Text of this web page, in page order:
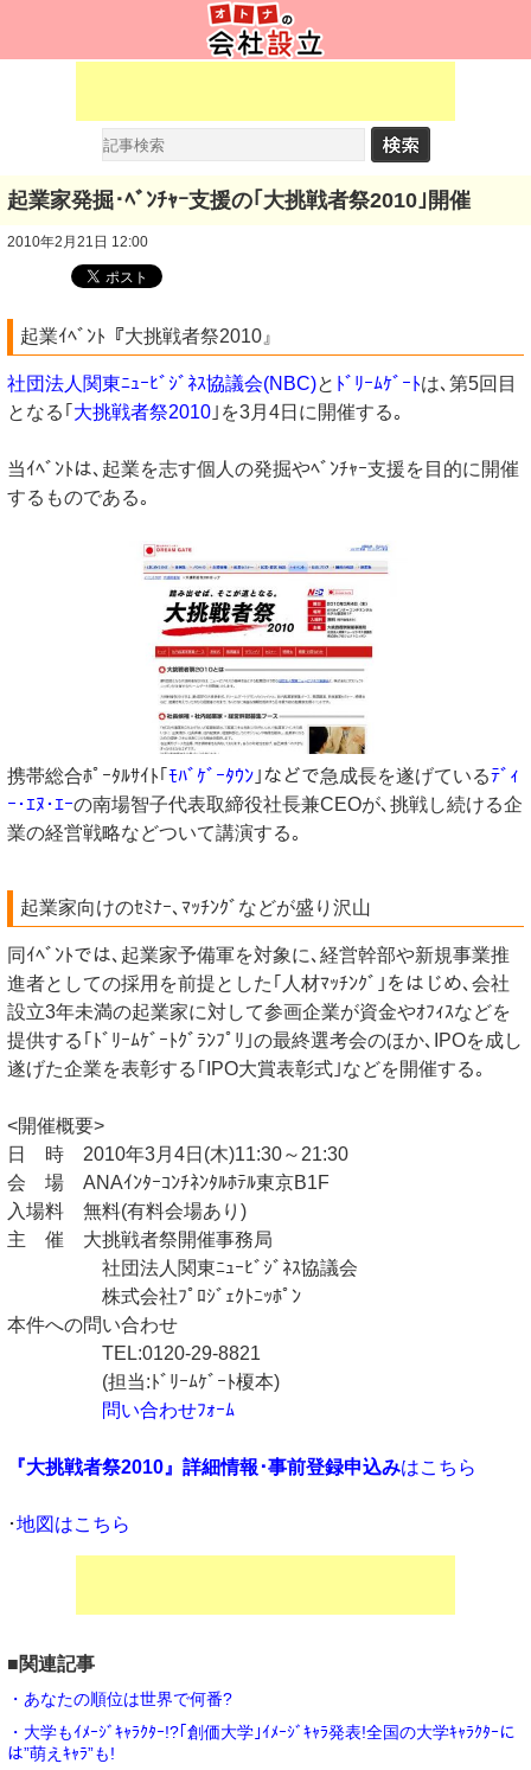
起業家発掘･ﾍﾞﾝﾁｬｰ支援の｢大挑戦者祭2010｣開催
2010年2月21日 12:00
起業ｲﾍﾞﾝﾄ『大挑戦者祭2010』
社団法人関東ﾆｭｰﾋﾞｼﾞﾈｽ協議会(NBC)と ﾄﾞﾘｰﾑｹﾞｰﾄは､第5回目
となる｢ 大挑戦者祭2010 ｣を3月4日に開催する｡
当ｲﾍﾞﾝﾄは､起業を志す個人の発掘やﾍﾞﾝﾁｬｰ支援を目的に開催
するものである｡
携帯総合ﾎﾟｰﾀﾙｻｲﾄ｢ ﾓﾊﾞｹﾞｰﾀｳﾝ ｣などで急成長を遂げているﾃﾞｨ
ｰ･ｴﾇ･ｴｰの南場智子代表取締役社長兼CEOが､挑戦し続ける企
業の経営戦略などついて講演する｡
起業家向けのｾﾐﾅｰ､ﾏｯﾁﾝｸﾞなどが盛り沢山
同ｲﾍﾞﾝﾄでは､起業家予備軍を対象に､経営幹部や新規事業推
進者としての採用を前提とした｢人材ﾏｯﾁﾝｸﾞ｣をはじめ､会社
設立3年未満の起業家に対して参画企業が資金やｵﾌｨｽなどを
提供する｢ﾄﾞﾘｰﾑｹﾞｰﾄｸﾞﾗﾝﾌﾟﾘ｣の最終選考会のほか､IPOを成し
遂げた企業を表彰する｢IPO大賞表彰式｣などを開催する｡
<開催概要>
日 時 2010年3月4日(木)11:30～21:30
会 場 ANAｲﾝﾀｰｺﾝﾁﾈﾝﾀﾙﾎﾃﾙ東京B1F
入場料 無料(有料会場あり)
主 催 大挑戦者祭開催事務局
社団法人関東ﾆｭｰﾋﾞｼﾞﾈｽ協議会
株式会社ﾌﾟﾛｼﾞｪｸﾄﾆｯﾎﾟﾝ
本件への問い合わせ
TEL:0120-29-8821
(担当:ﾄﾞﾘｰﾑｹﾞｰﾄ榎本)
問い合わせﾌｫｰﾑ
『大挑戦者祭2010』詳細情報･事前登録申込みはこちら
･地図はこちら
■関連記事
・あなたの順位は世界で何番?
・大学もｲﾒｰｼﾞｷｬﾗｸﾀｰ!?｢創価大学｣ｲﾒｰｼﾞｷｬﾗ発表!全国の大学ｷｬﾗｸﾀｰに
は”萌えｷｬﾗ”も!